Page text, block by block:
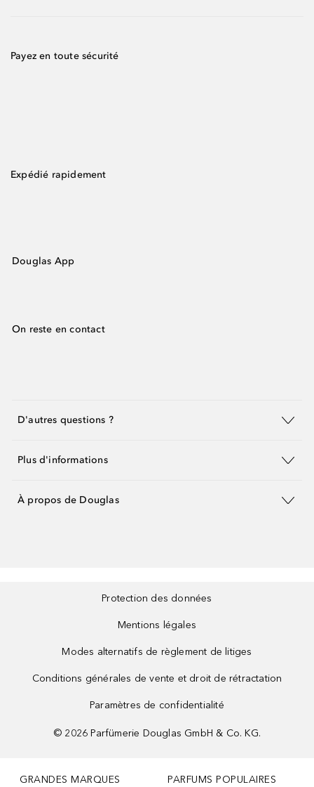
Payez en toute sécurité
Expédié rapidement
Douglas App
On reste en contact
D'autres questions ?
Plus d'informations
À propos de Douglas
Protection des données
Mentions légales
Modes alternatifs de règlement de litiges
Conditions générales de vente et droit de rétractation
Paramètres de confidentialité
© 2026 Parfümerie Douglas GmbH & Co. KG.
GRANDES MARQUES PARFUMS POPULAIRES